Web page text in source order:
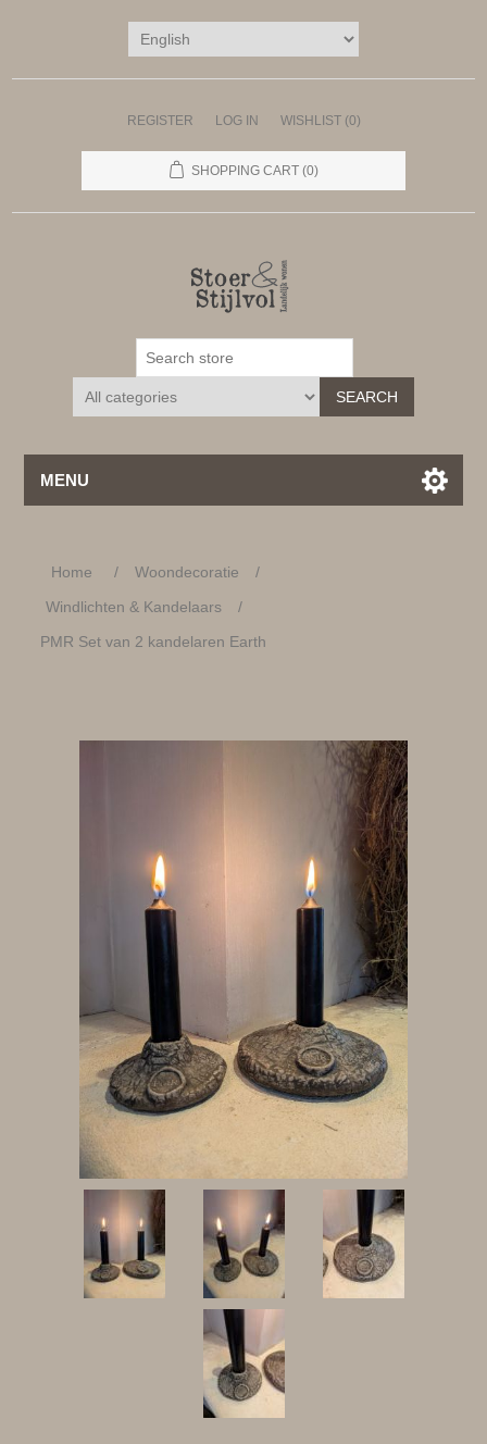
REGISTER LOG IN WISHLIST (0)
SHOPPING CART (0)
SEARCH
MENU
Home / Woondecoratie
/
Windlichten & Kandelaars
/
PMR Set van 2 kandelaren Earth